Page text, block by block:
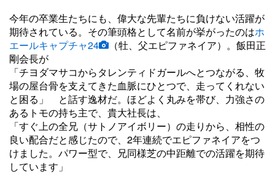
今年の卒業生たちにも、偉大な先輩たちに負けない活躍が
期待されている。その筆頭格として名前が挙がったのはホ
エールキャプチャ24
（牡、父エピファネイア）。飯田正
剛会長が
「チヨダマサコからタレンティドガールへとつながる、牧
場の屋台骨を支えてきた血脈にひとつで、走ってくれない
と困る」 と話す逸材だ。ほどよく丸みを帯び、力強さの
あるトモの持ち主で、貴大社長は、
「すぐ上の全兄（サトノアイボリー）の走りから、相性の
良い配合だと感じたので、2年連続でエピファネイアをつ
けました。パワー型で、兄同様芝の中距離での活躍を期待
しています」